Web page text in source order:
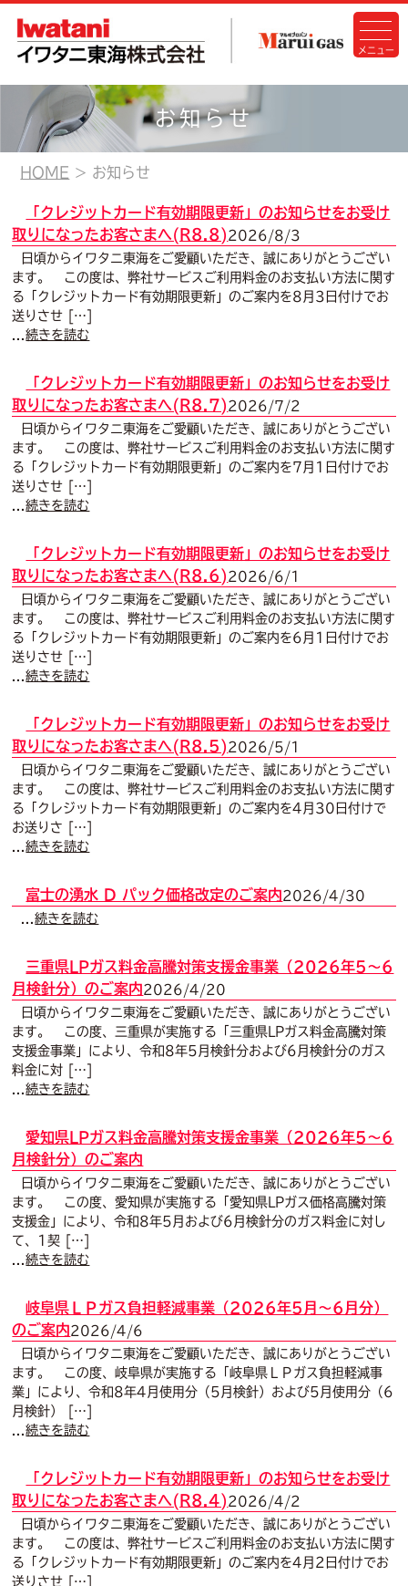
お知らせ
HOME お知らせ
「クレジットカード有効期限更新」のお知らせをお受け
取りになったお客さまへ(R8.8) 2026/8/3
日頃からイワタニ東海をご愛顧いただき、誠にありがとうござい
ます。 この度は、弊社サービスご利用料金のお支払い方法に関す
る「クレジットカード有効期限更新」のご案内を8月3日付けでお
送りさせ […]
...続きを読む
「クレジットカード有効期限更新」のお知らせをお受け
取りになったお客さまへ(R8.7) 2026/7/2
日頃からイワタニ東海をご愛顧いただき、誠にありがとうござい
ます。 この度は、弊社サービスご利用料金のお支払い方法に関す
る「クレジットカード有効期限更新」のご案内を7月1日付けでお
送りさせ […]
...続きを読む
「クレジットカード有効期限更新」のお知らせをお受け
取りになったお客さまへ(R8.6) 2026/6/1
日頃からイワタニ東海をご愛顧いただき、誠にありがとうござい
ます。 この度は、弊社サービスご利用料金のお支払い方法に関す
る「クレジットカード有効期限更新」のご案内を6月1日付けでお
送りさせ […]
...続きを読む
「クレジットカード有効期限更新」のお知らせをお受け
取りになったお客さまへ(R8.5) 2026/5/1
日頃からイワタニ東海をご愛顧いただき、誠にありがとうござい
ます。 この度は、弊社サービスご利用料金のお支払い方法に関す
る「クレジットカード有効期限更新」のご案内を4月30日付けで
お送りさ […]
...続きを読む
富士の湧水 D パック価格改定のご案内2026/4/30
...続きを読む
三重県LPガス料金高騰対策支援金事業（2026年5～6
月検針分）のご案内2026/4/20
日頃からイワタニ東海をご愛顧いただき、誠にありがとうござい
ます。 この度、三重県が実施する「三重県LPガス料金高騰対策
支援金事業」により、令和8年5月検針分および6月検針分のガス
料金に対 […]
...続きを読む
愛知県LPガス料金高騰対策支援金事業（2026年5～6
月検針分）のご案内
日頃からイワタニ東海をご愛顧いただき、誠にありがとうござい
ます。 この度、愛知県が実施する「愛知県LPガス価格高騰対策
支援金」により、令和8年5月および6月検針分のガス料金に対し
て、1契 […]
...続きを読む
岐阜県ＬＰガス負担軽減事業（2026年5月～6月分）
のご案内2026/4/6
日頃からイワタニ東海をご愛顧いただき、誠にありがとうござい
ます。 この度、岐阜県が実施する「岐阜県ＬＰガス負担軽減事
業」により、令和8年4月使用分（5月検針）および5月使用分（6
月検針） […]
...続きを読む
「クレジットカード有効期限更新」のお知らせをお受け
取りになったお客さまへ(R8.4) 2026/4/2
日頃からイワタニ東海をご愛顧いただき、誠にありがとうござい
ます。 この度は、弊社サービスご利用料金のお支払い方法に関す
る「クレジットカード有効期限更新」のご案内を4月2日付けでお
送りさせ […]